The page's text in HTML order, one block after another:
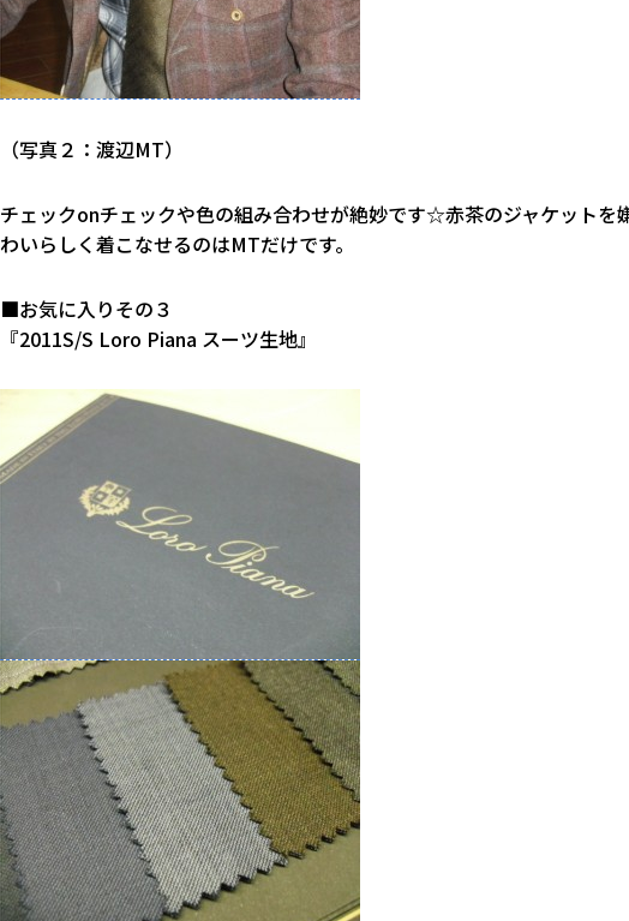
（写真２：渡辺MT）
チェックonチェックや色の組み合わせが絶妙です☆赤茶のジャケットを
わいらしく着こなせるのはMTだけです。
■お気に入りその３
『2011S/S Loro Piana スーツ生地』